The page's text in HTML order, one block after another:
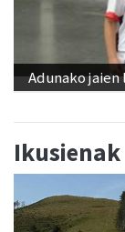
Adunako
Ikusienak